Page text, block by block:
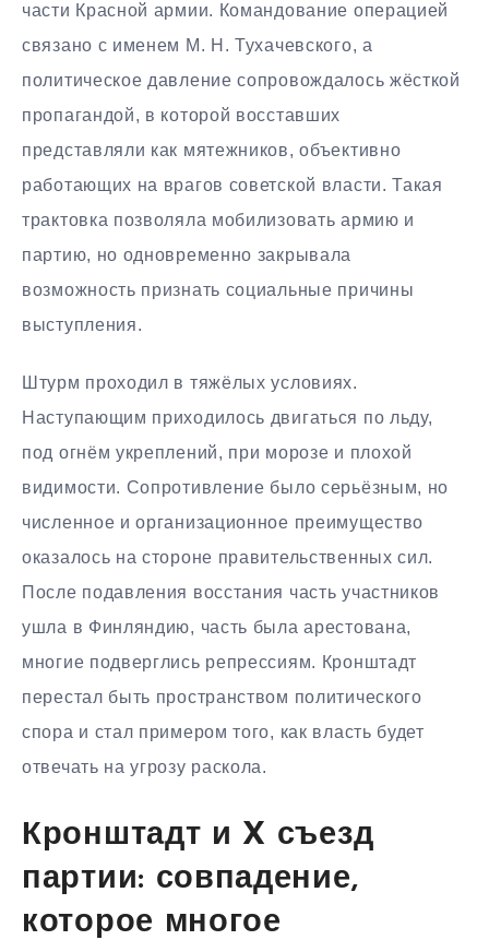
части Красной армии. Командование операцией
связано с именем М. Н. Тухачевского, а
политическое давление сопровождалось жёсткой
пропагандой, в которой восставших
представляли как мятежников, объективно
работающих на врагов советской власти. Такая
трактовка позволяла мобилизовать армию и
партию, но одновременно закрывала
возможность признать социальные причины
выступления.
Штурм проходил в тяжёлых условиях.
Наступающим приходилось двигаться по льду,
под огнём укреплений, при морозе и плохой
видимости. Сопротивление было серьёзным, но
численное и организационное преимущество
оказалось на стороне правительственных сил.
После подавления восстания часть участников
ушла в Финляндию, часть была арестована,
многие подверглись репрессиям. Кронштадт
перестал быть пространством политического
спора и стал примером того, как власть будет
отвечать на угрозу раскола.
Кронштадт и X съезд
партии: совпадение,
которое многое